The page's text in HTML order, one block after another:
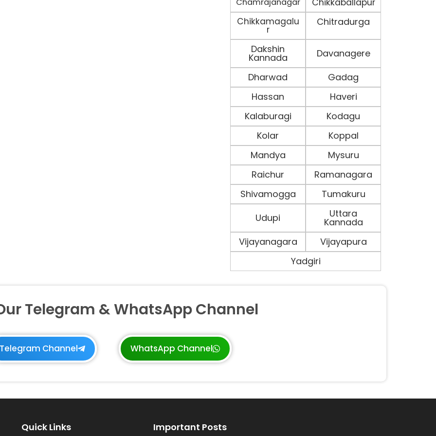
Chikkaballapur
Chikkamagalu
r
Chitradurga
Dakshin
Kannada
Davanagere
Dharwad
Gadag
Hassan
Haveri
Kalaburagi
Kodagu
Kolar
Koppal
Mandya
Mysuru
Raichur
Ramanagara
Shivamogga
Tumakuru
Udupi
Uttara
Kannada
Vijayanagara
Vijayapura
Yadgiri
Telegram & WhatsApp Channel
Telegram Channel WhatsApp Channel
Quick Links Important Posts